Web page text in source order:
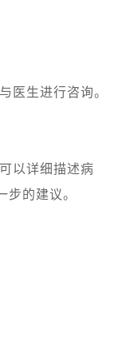
生进行咨询。
以详细描述病
的建议。